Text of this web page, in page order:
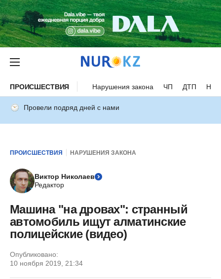
ПРОИСШЕСТВИЯ Нарушения закона ЧП ДТП
Провели подряд дней с нами
ПРОИСШЕСТВИЯ НАРУШЕНИЯ ЗАКОНА
Виктор Николаев
Редактор
Машина "на дровах": странный
автомобиль ищут алматинские
полицейские (видео)
Опубликовано:
10 ноября 2019, 21:34